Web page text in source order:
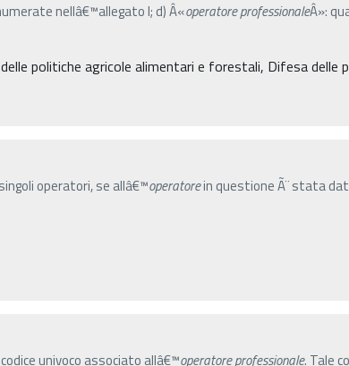
nellâ€™allegato I; d) Â«operatoreprofessionaleÂ»:
politiche agricole alimentari e forestali, Difesa
operatori, se allâ€™operatorein questione Ã¨ stata
univoco associato allâ€™operatoreprofessionale. Tale